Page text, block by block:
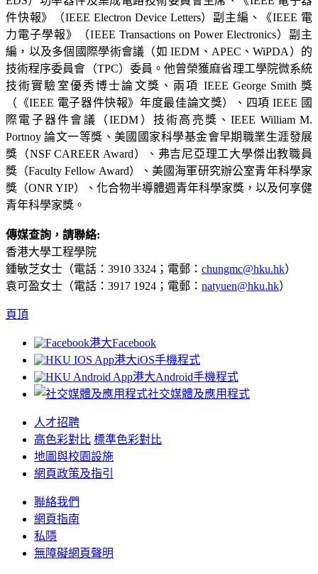
件快報》（IEEE Electron Device Letters）副主編、《IEEE 電
力電子學報》（IEEE Transactions on Power Electronics）副主
編，以及多個國際學術會議（如 IEDM、APEC、WiPDA）的
技術程序委員會（TPC）委員。他曾榮獲麻省理工學院微系統
技術實驗室優秀博士論文獎、兩項 IEEE George Smith 獎
（《IEEE 電子器件快報》年度最佳論文獎）、四項 IEEE 國
際電子器件會議（IEDM）技術高亮獎、IEEE William M.
Portnoy 論文一等獎、美國國家科學基金會早期職業生涯發展
獎（NSF CAREER Award）、弗吉尼亞理工大學傑出教職員
獎（Faculty Fellow Award）、美國海軍研究辦公室青年科學家
獎（ONR YIP）、化合物半導體週青年科學家獎，以及何享健
青年科學家獎。
傳媒查詢，請聯絡:
香港大學工程學院
鍾敏芝女士（電話：3910 3324；電郵： chungmc@hku.hk）
袁可盈女士（電話：3917 1924；電郵： natyuen@hku.hk）
頁頂
港大Facebook
港大iOS手機程式
港大Android手機程式
社交媒體及應用程式
人才招聘
高色彩對比 標準色彩對比
地圖與校園設施
網頁政策及指引
聯絡我們
網頁指南
私隱
無障礙網頁聲明